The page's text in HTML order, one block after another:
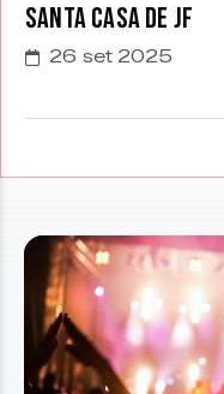
Santa Casa de JF
26 set 2025